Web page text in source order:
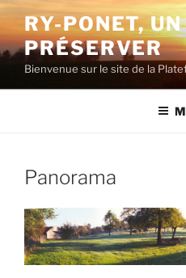
Aller
contenu
principal
RY-PONET,
PRÉSERVER
Bienvenue sur le site de la
Panorama